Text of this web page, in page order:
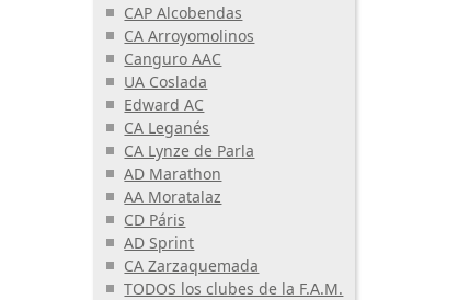
CAP Alcobendas
CA Arroyomolinos
Canguro AAC
UA Coslada
Edward AC
CA Leganés
CA Lynze de Parla
AD Marathon
AA Moratalaz
CD Páris
AD Sprint
CA Zarzaquemada
TODOS los clubes de la F.A.M.